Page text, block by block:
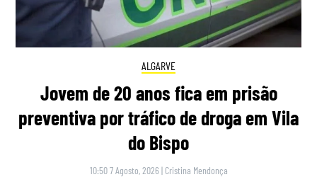
ALGARVE
Jovem de 20 anos fica em prisão
preventiva por tráfico de droga em Vila
do Bispo
10:50 7 Agosto, 2026 | Cristina Mendonça